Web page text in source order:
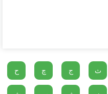
ث ج چ ح